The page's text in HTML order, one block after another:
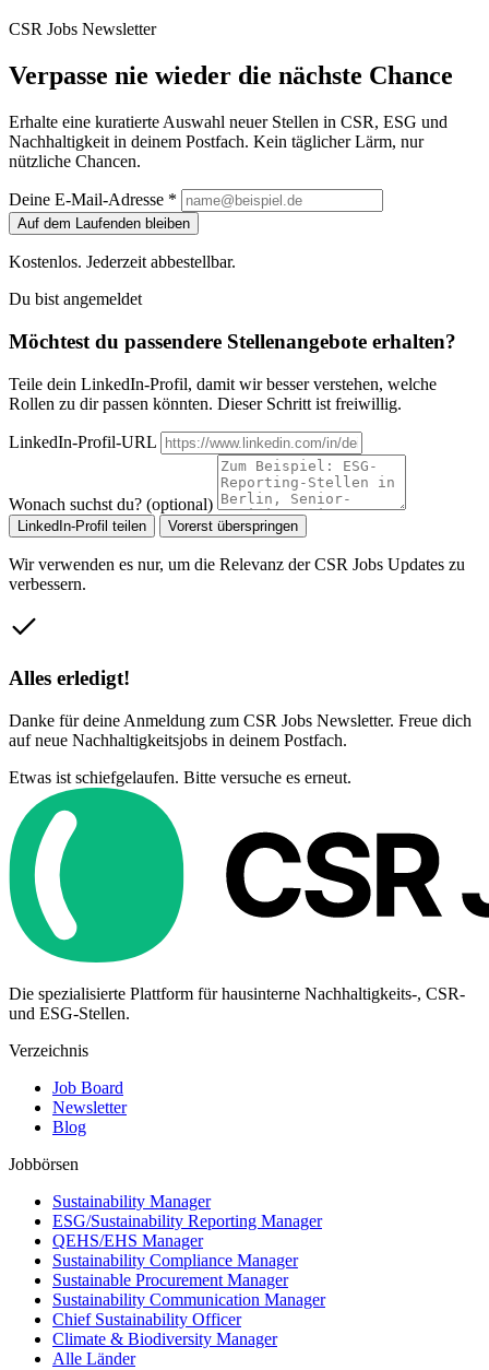
CSR Jobs Newsletter
Verpasse nie wieder die nächste Chance
Erhalte eine kuratierte Auswahl neuer Stellen in CSR, ESG und
Nachhaltigkeit in deinem Postfach. Kein täglicher Lärm, nur
nützliche Chancen.
Deine E-Mail-Adresse *
Auf dem Laufenden bleiben
Kostenlos. Jederzeit abbestellbar.
Du bist angemeldet
Möchtest du passendere Stellenangebote erhalten?
Teile dein LinkedIn-Profil, damit wir besser verstehen, welche
Rollen zu dir passen könnten. Dieser Schritt ist freiwillig.
LinkedIn-Profil-URL
Wonach suchst du? (optional)
LinkedIn-Profil teilen Vorerst überspringen
Wir verwenden es nur, um die Relevanz der CSR Jobs Updates zu
verbessern.
Alles erledigt!
Danke für deine Anmeldung zum CSR Jobs Newsletter. Freue dich
auf neue Nachhaltigkeitsjobs in deinem Postfach.
Etwas ist schiefgelaufen. Bitte versuche es erneut.
Die spezialisierte Plattform für hausinterne Nachhaltigkeits-, CSR-
und ESG-Stellen.
Verzeichnis
Job Board
Newsletter
Blog
Jobbörsen
Sustainability Manager
ESG/Sustainability Reporting Manager
QEHS/EHS Manager
Sustainability Compliance Manager
Sustainable Procurement Manager
Sustainability Communication Manager
Chief Sustainability Officer
Climate & Biodiversity Manager
Alle Länder